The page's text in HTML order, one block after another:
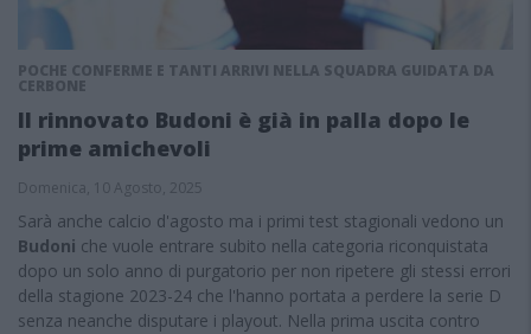
POCHE CONFERME E TANTI ARRIVI NELLA SQUADRA GUIDATA DA
CERBONE
Il rinnovato Budoni è già in palla dopo le
prime amichevoli
Domenica, 10 Agosto, 2025
Sarà anche calcio d'agosto ma i primi test stagionali vedono un
Budoni che vuole entrare subito nella categoria riconquistata
dopo un solo anno di purgatorio per non ripetere gli stessi errori
della stagione 2023-24 che l'hanno portata a perdere la serie D
senza neanche disputare i playout. Nella prima uscita contro